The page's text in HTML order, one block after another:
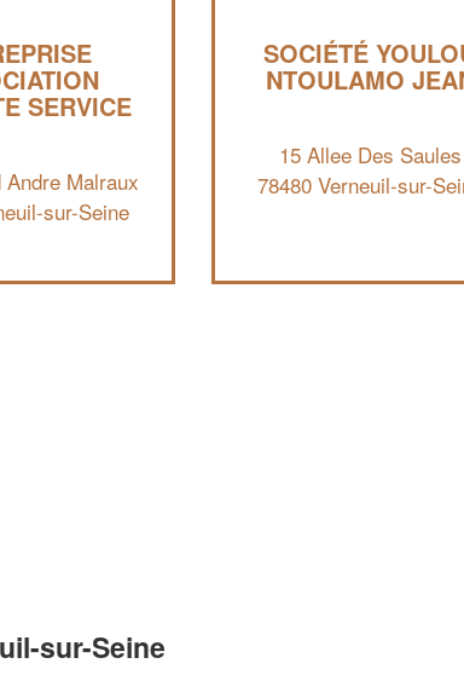
SERVICE
Malraux
sur-Seine
SOCIÉTÉ
NTOULAMO
15 Allee Des Saules
78480 Verneuil-sur-
sur-Seine